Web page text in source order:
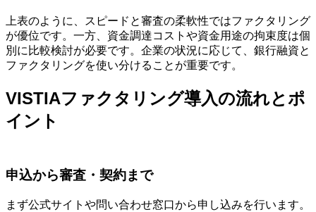
上表のように、スピードと審査の柔軟性ではファクタリング
が優位です。一方、資金調達コストや資金用途の拘束度は個
別に比較検討が必要です。企業の状況に応じて、銀行融資と
ファクタリングを使い分けることが重要です。
VISTIAファクタリング導入の流れとポ
イント
申込から審査・契約まで
まず公式サイトや問い合わせ窓口から申し込みを行います。